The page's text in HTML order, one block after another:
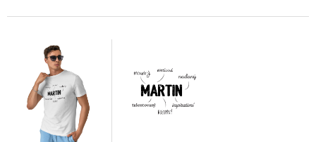
Přáníčka
Ptákovinky
Dárková balení
Placky
Polštáře
Zástěry
DALŠÍ KATEGORIE